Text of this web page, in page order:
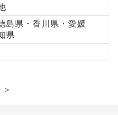
島県・香川県・愛媛
県
でご参加いただけるコースで
あたり年齢に制限があるコース
るホテルを指定したコースで